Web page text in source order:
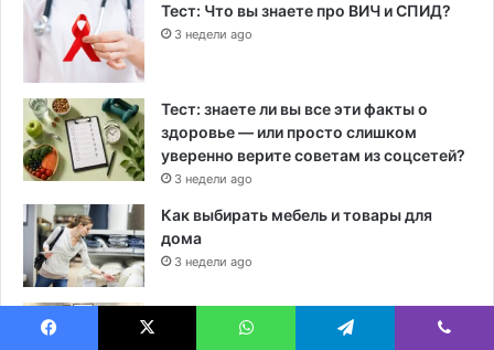
Тест: Что вы знаете про ВИЧ и СПИД?
3 недели ago
Тест: знаете ли вы все эти факты о
здоровье — или просто слишком
уверенно верите советам из соцсетей?
3 недели ago
Как выбирать мебель и товары для
дома
3 недели ago
принципов